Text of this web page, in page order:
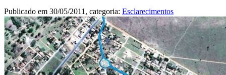
Publicado em 30/05/2011 , categoria: Esclarecimentos